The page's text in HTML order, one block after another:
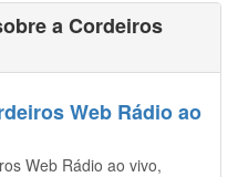
a Cordeiros
Web Rádio ao
Web Rádio ao vivo,